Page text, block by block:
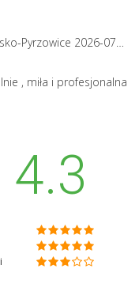
, miła i profesjonalna
4.3